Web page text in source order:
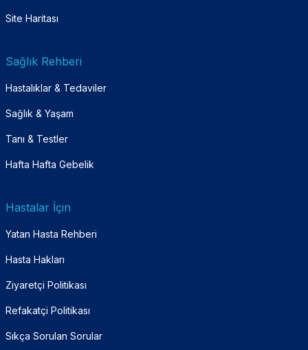
Site Haritası
Sağlık Rehberi
Hastalıklar & Tedaviler
Sağlık & Yaşam
Tanı & Testler
Hafta Hafta Gebelik
Hastalar İçin
Yatan Hasta Rehberi
Hasta Hakları
Ziyaretçi Politikası
Refakatçi Politikası
Sıkça Sorulan Sorular